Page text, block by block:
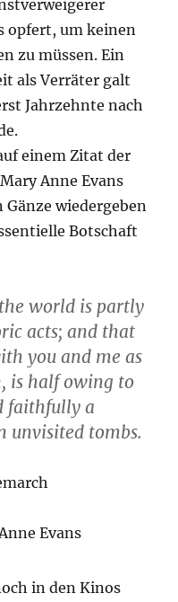
opfert, um keinen
zu müssen. Ein
als Verräter galt
Jahrzehnte nach
einem Zitat der
Anne Evans
wiedergeben
Botschaft
world is partly
acts; and that
you and me as
is half owing to
faithfully a
unvisited tombs.
Evans
in den Kinos